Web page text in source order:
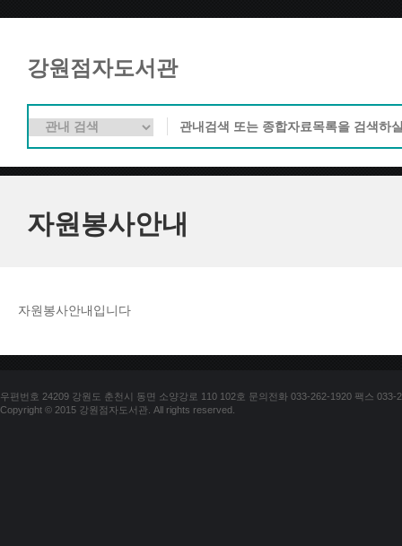
강원점자도서관
자원봉사안내
자원봉사안내입니다
우편번호 24209 강원도 춘천시 동면 소양강로 110 102호 문의전화 033-262-1920 팩스 033-
Copyright © 2015 강원점자도서관. All rights reserved.